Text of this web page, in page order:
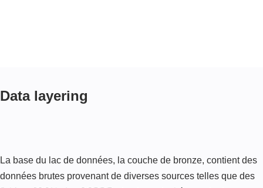
Data layering
La base du lac de données, la couche de bronze, contient des
données brutes provenant de diverses sources telles que des